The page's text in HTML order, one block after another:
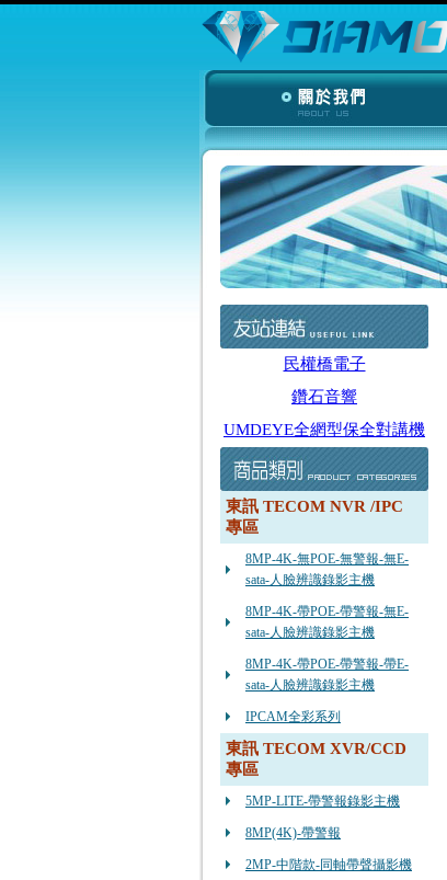
民權橋電子
鑽石音響
UMDEYE全網型保全對講機
東訊 TECOM NVR /IPC
專區
8MP-4K-無POE-無警報-無E-
sata-人臉辨識錄影主機
8MP-4K-帶POE-帶警報-無E-
sata-人臉辨識錄影主機
8MP-4K-帶POE-帶警報-帶E-
sata-人臉辨識錄影主機
IPCAM全彩系列
東訊 TECOM XVR/CCD
專區
5MP-LITE-帶警報錄影主機
8MP(4K)-帶警報
2MP-中階款-同軸帶聲攝影機